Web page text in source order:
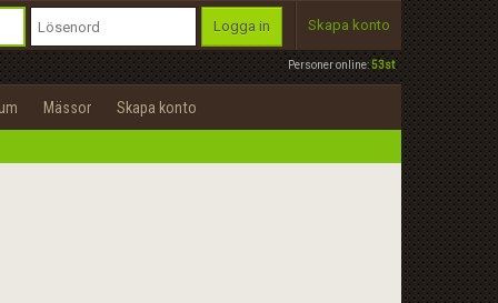
Personer online:53st
Logga in Skapa konto
Mässor Skapa konto